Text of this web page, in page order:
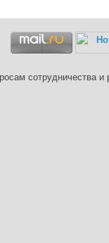
сотрудничества